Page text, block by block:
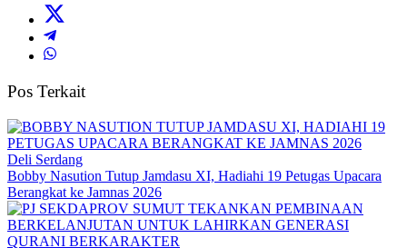
Pos Terkait
Deli Serdang
Bobby Nasution Tutup Jamdasu XI, Hadiahi 19 Petugas Upacara
Berangkat ke Jamnas 2026